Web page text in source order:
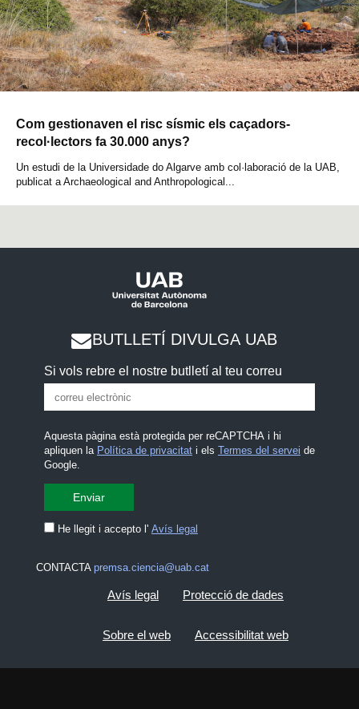
Com gestionaven el risc sísmic els caçadors-
recol·lectors fa 30.000 anys?
Un estudi de la Universidade do Algarve amb col·laboració de la UAB,
publicat a Archaeological and Anthropological...
BUTLLETÍ DIVULGA UAB
Si vols rebre el nostre butlletí al teu correu
Aquesta pàgina està protegida per reCAPTCHA i hi
apliquen la Política de privacitati els Termes del servei de
Google.
He llegit i accepto l' Avís legal
CONTACTA premsa.ciencia@uab.cat
Avís legal Protecció de dades
Sobre el web Accessibilitat web